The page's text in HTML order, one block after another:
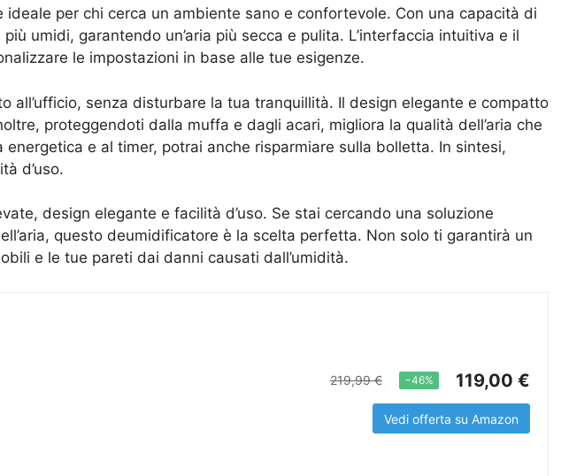
per chi cerca un ambiente sano e confortevole. Con una capacità di
umidi, garantendo un’aria più secca e pulita. L’interfaccia intuitiva e il
le impostazioni in base alle tue esigenze.
senza disturbare la tua tranquillità. Il design elegante e compatto
proteggendoti dalla muffa e dagli acari, migliora la qualità dell’aria che
e al timer, potrai anche risparmiare sulla bolletta. In sintesi,
d’uso.
design elegante e facilità d’uso. Se stai cercando una soluzione
questo deumidificatore è la scelta perfetta. Non solo ti garantirà un
e le tue pareti dai danni causati dall’umidità.
219,99 € −46% 119,00 €
Vedi offerta su Amazon